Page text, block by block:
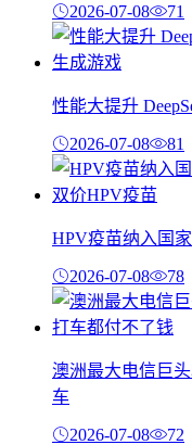
2026-07-08 71
性能大提升
2026-07-08 81
HPV疫苗纳入国
2026-07-08 78
澳洲最大电信巨
车
2026-07-08 72